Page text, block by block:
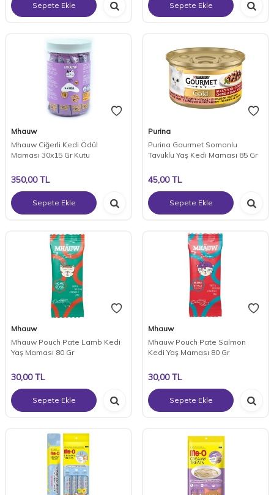
Sepete Ekle Sepete Ekle
Mhauw
Mhauw Ciğerli Kedi Ödül
Maması 30x15 Gr Kutu
350,00TL
Sepete Ekle
Purina
Purina Gourmet Somonlu
Tavuklu Yaş Kedi Maması 85 Gr
45,00TL
Sepete Ekle
Mhauw
Mhauw Pouch Pate Lamb Kedi
Yaş Maması 80 Gr
30,00TL
Sepete Ekle
Mhauw
Mhauw Pouch Pate Salmon
Kedi Yaş Maması 80 Gr
30,00TL
Sepete Ekle